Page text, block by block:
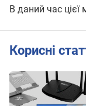
В даний час
Корисні